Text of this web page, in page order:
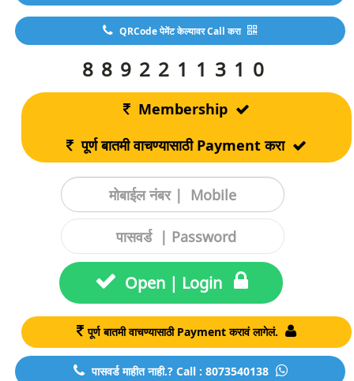
QRCode पेमेंट केल्यावर Call करा
8892211310
Membership
पूर्ण बातमी वाचण्यासाठी Payment करा
Open | Login
पूर्ण बातमी वाचण्यासाठी Payment करावं लागेलं.
पासवर्ड माहीत नाही.? Call : 8073540138